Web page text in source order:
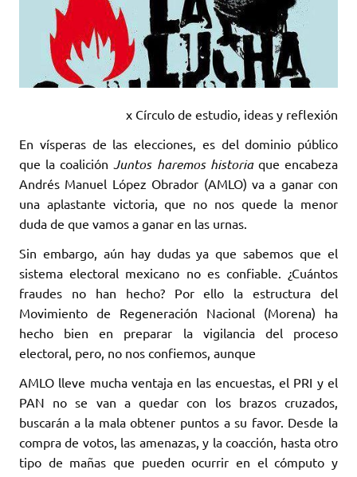
x Círculo de estudio, ideas y reflexión
En vísperas de las elecciones, es del dominio público
que la coalición Juntos haremos historiaque encabeza
Andrés Manuel López Obrador (AMLO) va a ganar con
una aplastante victoria, que no nos quede la menor
duda de que vamos a ganar en las urnas.
Sin embargo, aún hay dudas ya que sabemos que el
sistema electoral mexicano no es confiable. ¿Cuántos
fraudes no han hecho? Por ello la estructura del
Movimiento de Regeneración Nacional (Morena) ha
hecho bien en preparar la vigilancia del proceso
electoral, pero, no nos confiemos, aunque
AMLO lleve mucha ventaja en las encuestas, el PRI y el
PAN no se van a quedar con los brazos cruzados,
buscarán a la mala obtener puntos a su favor. Desde la
compra de votos, las amenazas, y la coacción, hasta otro
tipo de mañas que pueden ocurrir en el cómputo y